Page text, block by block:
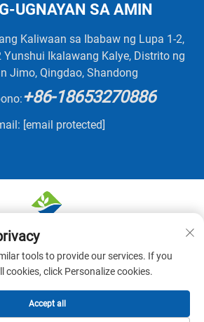
UGNAYAN SA AMIN
Kaliwaan sa Ibabaw ng Lupa 1-2,
Yunshui Ikalawang Kalye, Distrito ng
Jimo, Qingdao, Shandong
+86-18653270886
[email protected]
ari © 2025 ni QINGDAO
CO., LTD - Patakaran sa
Pagkakapribado
tools to provide our services. If you
cookies, click Personalize cookies.
Accept all